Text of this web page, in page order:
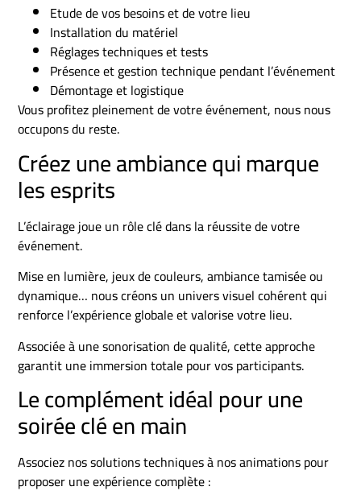
Etude de vos besoins et de votre lieu
Installation du matériel
Réglages techniques et tests
Présence et gestion technique pendant l’événement
Démontage et logistique
Vous profitez pleinement de votre événement, nous nous
occupons du reste.
Créez une ambiance qui marque
les esprits
L’éclairage joue un rôle clé dans la réussite de votre
événement.
Mise en lumière, jeux de couleurs, ambiance tamisée ou
dynamique… nous créons un univers visuel cohérent qui
renforce l’expérience globale et valorise votre lieu.
Associée à une sonorisation de qualité, cette approche
garantit une immersion totale pour vos participants.
Le complément idéal pour une
soirée clé en main
Associez nos solutions techniques à nos animations pour
proposer une expérience complète :